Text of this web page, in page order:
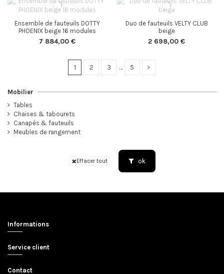
Ensemble de fauteuils DOTTY
PHOENIX beige 16 modules
7 884,00 €
Duo de fauteuils VELTY CLUB
beige
2 698,00 €
1 2 3 … 5
Mobilier
Tables
Chaises & tabourets
Canapés & fauteuils
Meubles de rangement
Effacer tout ok
Informations
Service client
Contact